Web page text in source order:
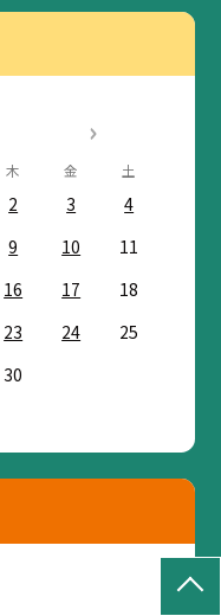
木 金 土
2 3
4
9 10
11
16 17
18
23 24
25
30